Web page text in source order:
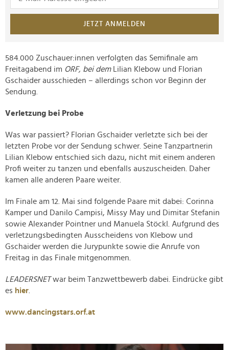
JETZT ANMELDEN
584.000 Zuschauer:innen verfolgten das Semifinale am
Freitagabend im ORF, bei dem
Lilian Klebow und Florian
Gschaider ausschieden – allerdings schon vor Beginn der
Sendung.
Verletzung bei Probe
Was war passiert? Florian Gschaider verletzte sich bei der
letzten Probe vor der Sendung schwer. Seine Tanzpartnerin
Lilian Klebow entschied sich dazu, nicht mit einem anderen
Profi weiter zu tanzen und ebenfalls auszuscheiden. Daher
kamen alle anderen Paare weiter.
Im Finale am 12. Mai sind folgende Paare mit dabei: Corinna
Kamper und Danilo Campisi, Missy May und Dimitar Stefanin
sowie Alexander Pointner und Manuela Stöckl. Aufgrund des
verletzungsbedingten Ausscheidens von Klebow und
Gschaider werden die Jurypunkte sowie die Anrufe von
Freitag in das Finale mitgenommen.
LEADERSNETwar beim Tanzwettbewerb dabei. Eindrücke gibt
es hier
www.dancingstars.orf.at